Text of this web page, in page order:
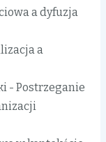
a dyfuzja
a
- Postrzeganie